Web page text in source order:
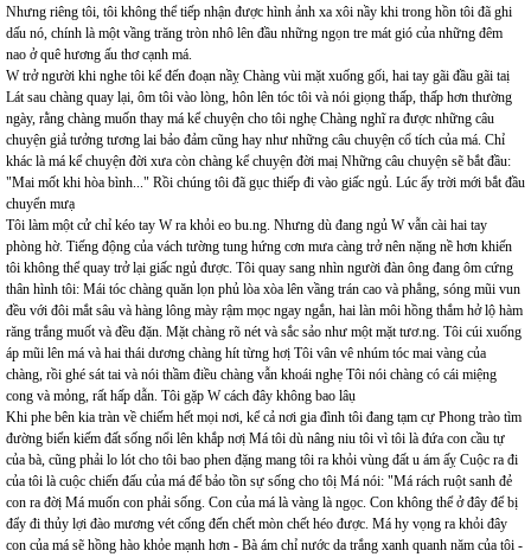
Nhưng riêng tôi, tôi không thể tiếp nhận được hình ảnh xa xôi nầy khi trong hồn tôi đã ghi
dấu nó, chính là một vầng trăng tròn nhô lên đầu những ngọn tre mát gió của những đêm
nao ở quê hương ấu thơ cạnh má.
W trở người khi nghe tôi kể đến đoạn nầỵ Chàng vùi mặt xuống gối, hai tay gãi đầu gãi taị
Lát sau chàng quay lại, ôm tôi vào lòng, hôn lên tóc tôi và nói giọng thấp, thấp hơn thường
ngày, rằng chàng muốn thay má kể chuyện cho tôi nghẹ Chàng nghĩ ra được những câu
chuyện giả tưởng tương lai bảo đảm cũng hay như những câu chuyện cổ tích của má. Chỉ
khác là má kể chuyện đời xưa còn chàng kể chuyện đời maị Những câu chuyện sẽ bắt đầu:
"Mai mốt khi hòa bình..." Rồi chúng tôi đã gục thiếp đi vào giấc ngủ. Lúc ấy trời mới bắt đầu
chuyển mưạ
Tôi làm một cử chỉ kéo tay W ra khỏi eo bu.ng. Nhưng dù đang ngủ W vẫn cài hai tay
phòng hờ. Tiếng động của vách tường tung hứng cơn mưa càng trở nên nặng nề hơn khiến
tôi không thể quay trở lại giấc ngủ được. Tôi quay sang nhìn người đàn ông đang ôm cứng
thân hình tôi: Mái tóc chàng quăn lọn phủ lòa xòa lên vầng trán cao và phẳng, sóng mũi vun
đều với đôi mắt sâu và hàng lông mày rậm mọc ngay ngắn, hai làn môi hồng thắm hở lộ hàm
răng trắng muốt và đều đặn. Mặt chàng rõ nét và sắc sảo như một mặt tươ.ng. Tôi cúi xuống
áp mũi lên má và hai thái dương chàng hít từng hơị Tôi vân vê nhúm tóc mai vàng của
chàng, rồi ghé sát tai và nói thầm điều chàng vẫn khoái nghẹ Tôi nói chàng có cái miệng
cong và mỏng, rất hấp dẫn. Tôi gặp W cách đây không bao lâụ
Khi phe bên kia tràn về chiếm hết mọi nơi, kể cả nơi gia đình tôi đang tạm cự Phong trào tìm
đường biển kiếm đất sống nổi lên khắp nơị Má tôi dù nâng niu tôi vì tôi là đứa con cầu tự
của bà, cũng phải lo lót cho tôi bao phen đặng mang tôi ra khỏi vùng đất u ám ấỵ Cuộc ra đi
của tôi là cuộc chiến đấu của má để bảo tồn sự sống cho tôị Má nói: "Má rách ruột sanh đẻ
con ra đờị Má muốn con phải sống. Con của má là vàng là ngọc. Con không thể ở đây để bị
đẩy đi thủy lợi đào mương vét cống đến chết mòn chết héo được. Má hy vọng ra khỏi đây
con của má sẽ hồng hào khỏe mạnh hơn - Bà ám chỉ nước da trắng xanh quanh năm của tôi -